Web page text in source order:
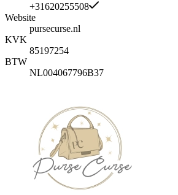
+31620255508
Website
pursecurse.nl
KVK
85197254
BTW
NL004067796B37